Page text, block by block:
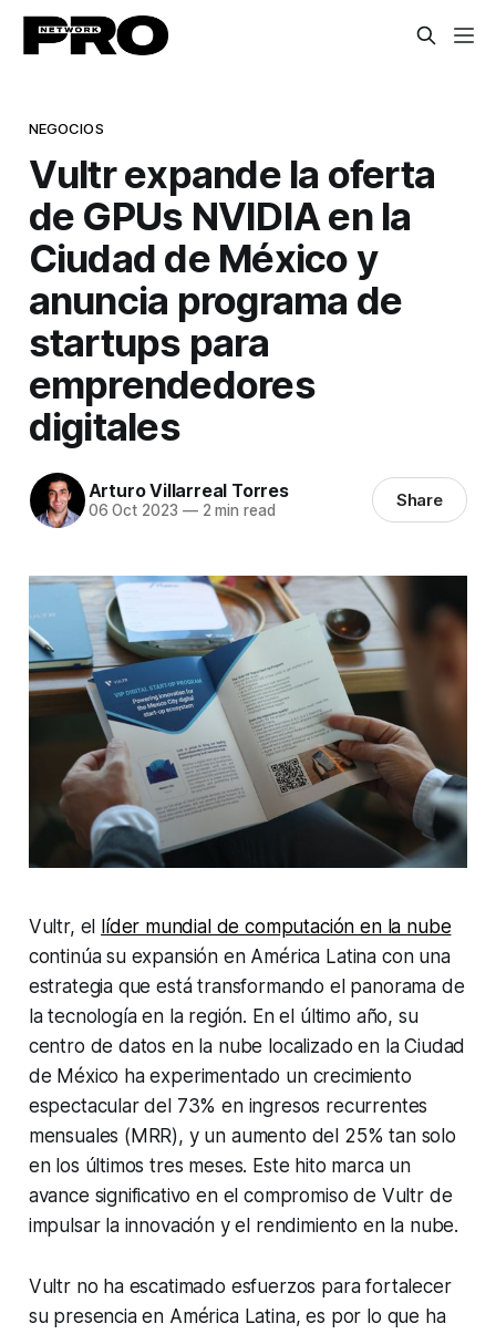
NEGOCIOS
Vultr expande la oferta
de GPUs NVIDIA en la
Ciudad de México y
anuncia programa de
startups para
emprendedores
digitales
Arturo Villarreal Torres
06 Oct 2023 —2 min read Share
Vultr, el
líder mundial de computación en la nube
continúa su expansión en América Latina con una
estrategia que está transformando el panorama de
la tecnología en la región. En el último año, su
centro de datos en la nube localizado en la Ciudad
de México ha experimentado un crecimiento
espectacular del 73% en ingresos recurrentes
mensuales (MRR), y un aumento del 25% tan solo
en los últimos tres meses. Este hito marca un
avance significativo en el compromiso de Vultr de
impulsar la innovación y el rendimiento en la nube.
Vultr no ha escatimado esfuerzos para fortalecer
su presencia en América Latina, es por lo que ha